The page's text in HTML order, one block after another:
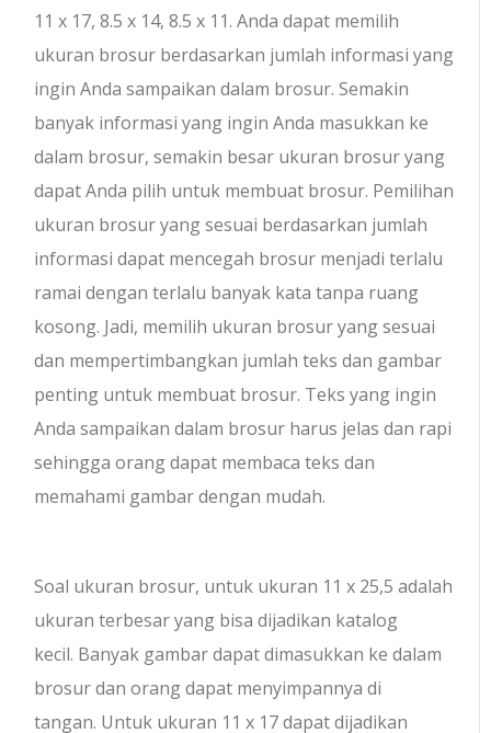
11 x 17, 8.5 x 14, 8.5 x 11. Anda dapat memilih
ukuran brosur berdasarkan jumlah informasi yang
ingin Anda sampaikan dalam brosur. Semakin
banyak informasi yang ingin Anda masukkan ke
dalam brosur, semakin besar ukuran brosur yang
dapat Anda pilih untuk membuat brosur. Pemilihan
ukuran brosur yang sesuai berdasarkan jumlah
informasi dapat mencegah brosur menjadi terlalu
ramai dengan terlalu banyak kata tanpa ruang
kosong. Jadi, memilih ukuran brosur yang sesuai
dan mempertimbangkan jumlah teks dan gambar
penting untuk membuat brosur. Teks yang ingin
Anda sampaikan dalam brosur harus jelas dan rapi
sehingga orang dapat membaca teks dan
memahami gambar dengan mudah.
Soal ukuran brosur, untuk ukuran 11 x 25,5 adalah
ukuran terbesar yang bisa dijadikan katalog
kecil. Banyak gambar dapat dimasukkan ke dalam
brosur dan orang dapat menyimpannya di
tangan. Untuk ukuran 11 x 17 dapat dijadikan